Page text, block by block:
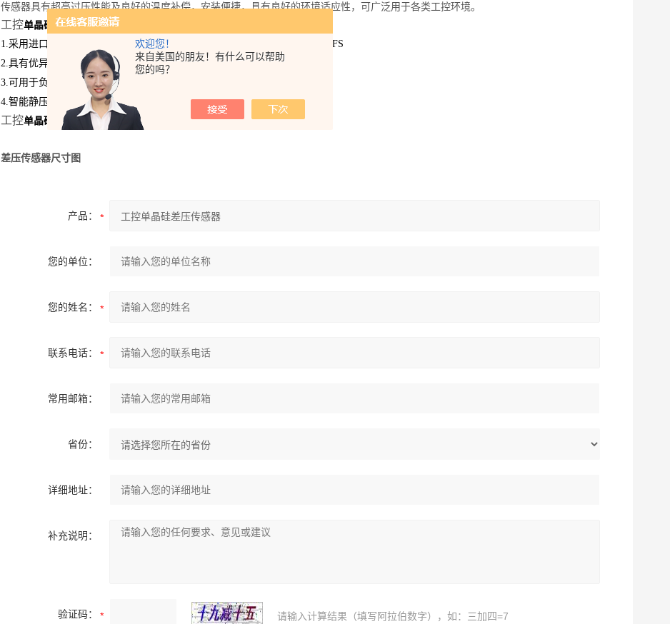
欢迎您！
来自美国的朋友！有什么可以帮助
您的吗？
传感器具有超高过压性能及良好的温度补偿，安装便捷，具有良好的环境适应性，可广泛用于各类工控环境。
工控单晶硅差压传感器特点：
1.采用进口FST单晶硅MEMS芯片进行封装，产品具有超高精度，可达0.04%FS
2.具有优异的过压性能
3.可用于负压力测量
4.智能静压补偿和温度补偿，环境适应性强
工控单晶硅差压传感器 技术规格：
差压传感器尺寸图
产品：
您的单位：
您的姓名：
联系电话：
常用邮箱：
省份：
详细地址：
补充说明：
验证码： 请输入计算结果（填写阿拉伯数字），如：三加四=7